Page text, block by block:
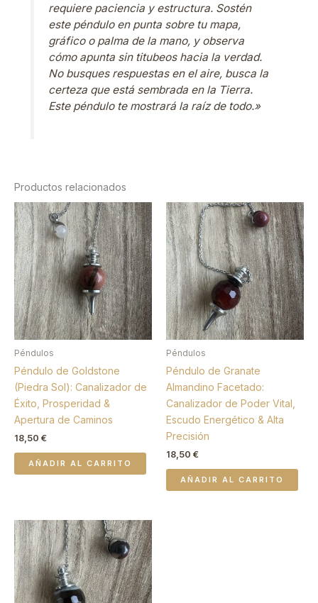
requiere paciencia y estructura. Sostén
este péndulo en punta sobre tu mapa,
gráfico o palma de la mano, y observa
cómo apunta sin titubeos hacia la verdad.
No busques respuestas en el aire, busca la
certeza que está sembrada en la Tierra.
Este péndulo te mostrará la raíz de todo.»
Productos relacionados
Péndulos
Péndulo de Goldstone
(Piedra Sol): Canalizador de
Éxito, Prosperidad &
Apertura de Caminos
18,50 €
AÑADIR AL CARRITO
Péndulos
Péndulo de Granate
Almandino Facetado:
Canalizador de Poder Vital,
Escudo Energético & Alta
Precisión
18,50 €
AÑADIR AL CARRITO